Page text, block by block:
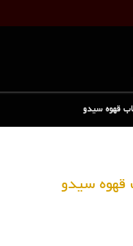
قهوه سیدو
سیدو